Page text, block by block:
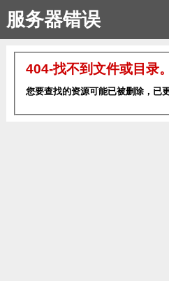
服务器错误
404-找不到文件或目录。
您要查找的资源可能已被删除，已